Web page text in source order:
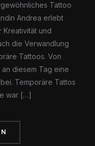
Tattoo
Andrea erlebt
Kreativität und
die Verwandlung
Tattoos. Von
diesem Tag eine
Temporäre Tattos
war […]